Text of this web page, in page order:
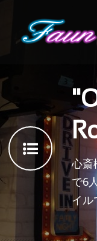
心斎
で6
イル